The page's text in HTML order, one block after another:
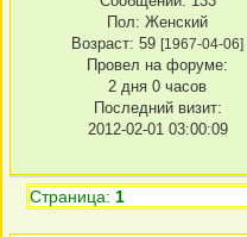
Пол: Женский
Возраст: 59 [1967-04-06]
Провел на форуме:
2 дня 0 часов
Последний визит:
2012-02-01 03:00:09
Страница:1